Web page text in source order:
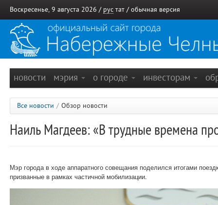
Воскресенье, 9 августа 2026 / рус тат / обычная версия
новости мэрия о городе инвесторам
Все новости / Обзор новости
Наиль Магдеев: «В трудные времена
Мэр города в ходе аппаратного совещания поделился итогами
призванные в рамках частичной мобилизации.